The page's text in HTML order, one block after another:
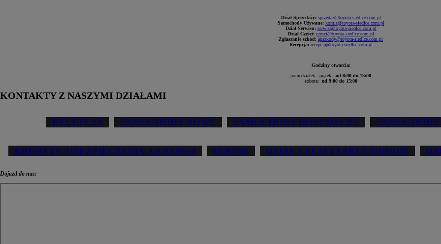
Yaris Cross
HYBRID
Dział Sprzedaży: sprzedaz@toyota-siedlce.com.pl
Samochody Używane: komis@toyota-siedlce.com.pl
Dział Serwisu: serwis@toyota-siedlce.com.pl
Dział Części: czesci@toyota-siedlce.com.pl
Zgłaszanie szkód: apszkody@toyota-siedlce.com.pl
Recepcja: recepcja@toyota-siedlce.com.pl
Godziny otwarcia:
poniedziałek - piątek: od 8:00 do 18:00
sobota: od 9:00 do 15:00
KONTAKTY Z NASZYMI DZIAŁAMI
RECEPCJA SAMOCHODY NOWE SAMOCHODY DOSTAWCZE
KREDYTY, UBEZPIECZENIA, LEASINGI SERWIS DZIAŁ CZĘŚCI I AKCESORIÓW
Dojazd do nas: